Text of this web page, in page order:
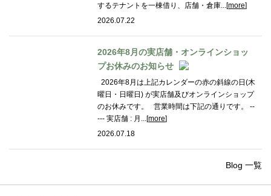
するテナントを一棟借り、店舗・倉庫...[more]
2026.07.22
2026年8月の実店舗・オンラインショッ
プお休みのお知らせ
2026年8月は上記カレンダーの赤の斜線の日(木
曜日・日曜日) が実店舗及びオンラインショップ
のお休みです。 営業時間は下記の通りです。 --
--- 実店舗 : 月...[more]
2026.07.18
Blog 一覧